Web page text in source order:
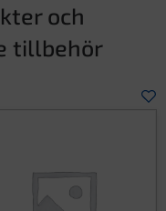
och
tillbehör